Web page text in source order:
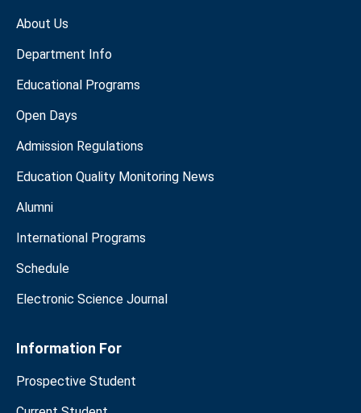
About Us
Department Info
Educational Programs
Open Days
Admission Regulations
Education Quality Monitoring News
Alumni
International Programs
Schedule
Electronic Science Journal
Information For
Prospective Student